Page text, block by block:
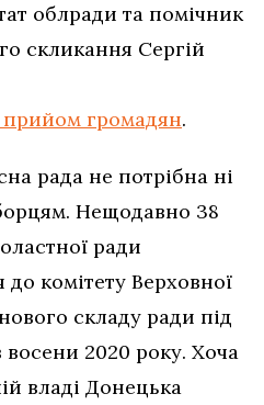
облради та помічник
скликання Сергій
громадян.
рада не потрібна ні
Нещодавно 38
ради
комітету Верховної
складу ради під
восени 2020 року. Хоча
владі Донецька